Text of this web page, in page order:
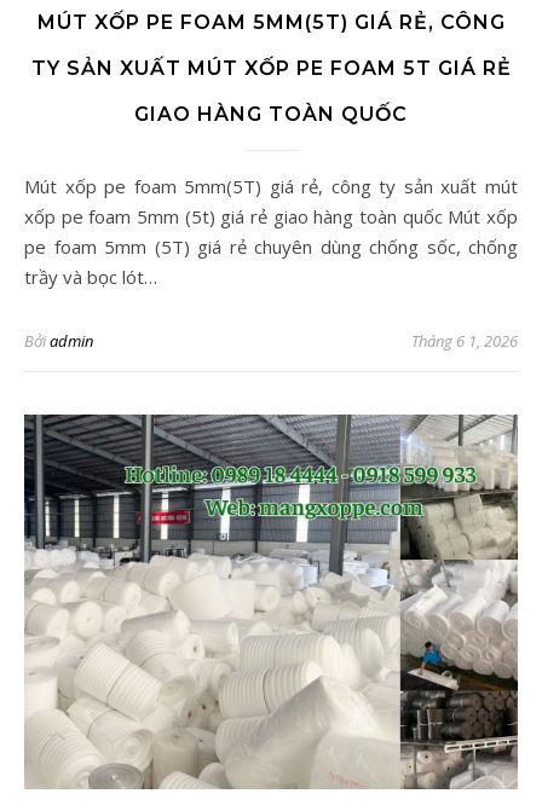
MÚT XỐP PE FOAM 5MM(5T) GIÁ RẺ, CÔNG
TY SẢN XUẤT MÚT XỐP PE FOAM 5T GIÁ RẺ
GIAO HÀNG TOÀN QUỐC
Mút xốp pe foam 5mm(5T) giá rẻ, công ty sản xuất mút
xốp pe foam 5mm (5t) giá rẻ giao hàng toàn quốc Mút xốp
pe foam 5mm (5T) giá rẻ chuyên dùng chống sốc, chống
trầy và bọc lót…
Bởiadmin Tháng 6 1, 2026